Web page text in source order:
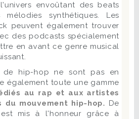
envoûtant des beats
synthétiques. Les
peuvent également trouver
des podcasts spécialement
en avant ce genre musical
de hip-hop ne sont pas en
également toute une gamme
au rap et aux artistes
du mouvement hip-hop. De
est mis à l'honneur grâce à